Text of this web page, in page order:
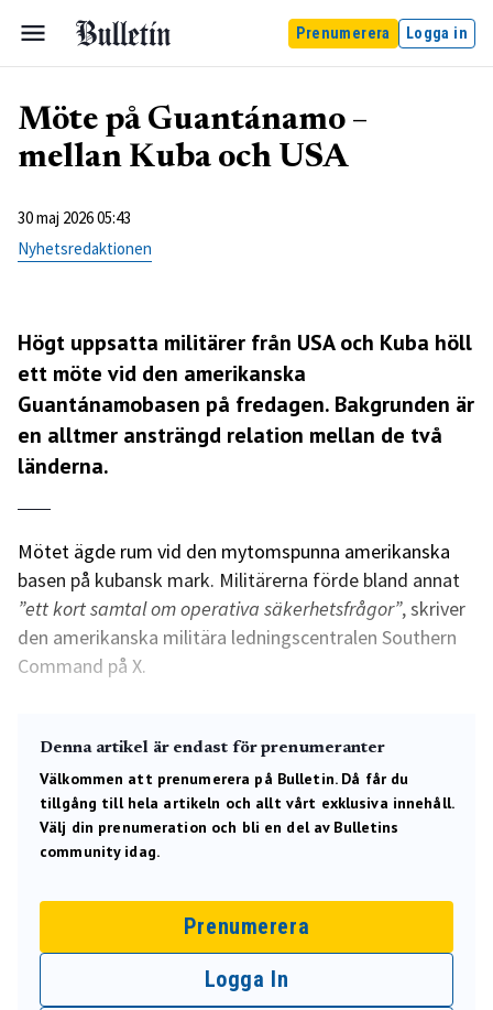
Prenumerera Logga in
Möte på Guantánamo –
mellan Kuba och USA
30 maj 2026 05:43
Nyhetsredaktionen
Högt uppsatta militärer från USA och Kuba höll
ett möte vid den amerikanska
Guantánamobasen på fredagen. Bakgrunden är
en alltmer ansträngd relation mellan de två
länderna.
Mötet ägde rum vid den mytomspunna amerikanska
basen på kubansk mark. Militärerna förde bland annat
”ett kort samtal om operativa säkerhetsfrågor”, skriver
den amerikanska militära ledningscentralen Southern
Command på X.
Denna artikel är endast för prenumeranter
Välkommen att prenumerera på Bulletin. Då får du
tillgång till hela artikeln och allt vårt exklusiva innehåll.
Välj din prenumeration och bli en del av Bulletins
community idag.
Prenumerera
Logga In